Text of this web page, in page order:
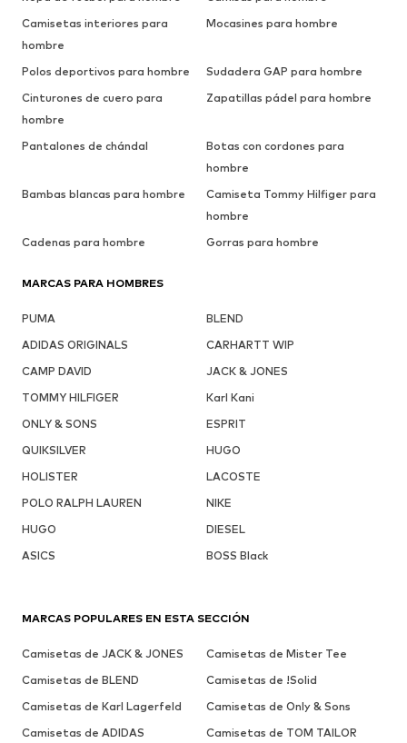
Camisetas interiores para
hombre
Mocasines para hombre
Polos deportivos para hombre
Sudadera GAP para hombre
Cinturones de cuero para
hombre
Zapatillas pádel para hombre
Pantalones de chándal
Botas con cordones para
hombre
Bambas blancas para hombre
Camiseta Tommy Hilfiger para
hombre
Cadenas para hombre
Gorras para hombre
MARCAS PARA HOMBRES
PUMA
BLEND
ADIDAS ORIGINALS
CARHARTT WIP
CAMP DAVID
JACK & JONES
TOMMY HILFIGER
Karl Kani
ONLY & SONS
ESPRIT
QUIKSILVER
HUGO
HOLISTER
LACOSTE
POLO RALPH LAUREN
NIKE
HUGO
DIESEL
ASICS
BOSS Black
MARCAS POPULARES EN ESTA SECCIÓN
Camisetas de JACK & JONES
Camisetas de Mister Tee
Camisetas de BLEND
Camisetas de !Solid
Camisetas de Karl Lagerfeld
Camisetas de Only & Sons
Camisetas de ADIDAS
Camisetas de TOM TAILOR